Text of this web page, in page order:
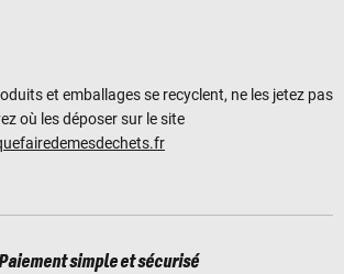
et emballages se recyclent, ne les jetez pas
où les déposer sur le site
simple et sécurisé